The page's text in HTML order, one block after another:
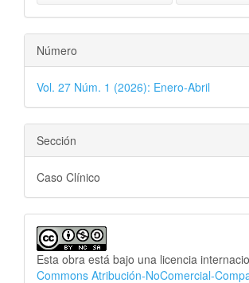
Número
Vol. 27 Núm. 1 (2026): Enero-Abril
Sección
Caso Clínico
Esta obra está bajo una licencia
Commons Atribución-NoComercial-